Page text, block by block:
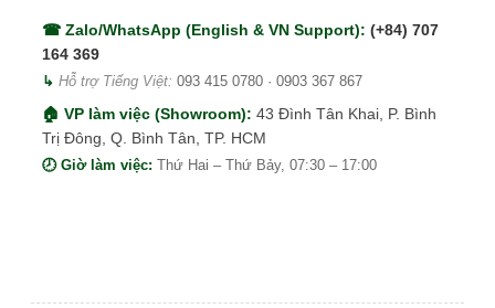
☎ Zalo/WhatsApp (English & VN Support): (+84) 707
164 369
↳ Hỗ trợ Tiếng Việt: 093 415 0780 · 0903 367 867
🏠 VP làm việc (Showroom): 43 Đình Tân Khai, P. Bình
Trị Đông, Q. Bình Tân, TP. HCM
🕗 Giờ làm việc: Thứ Hai – Thứ Bảy, 07:30 – 17:00